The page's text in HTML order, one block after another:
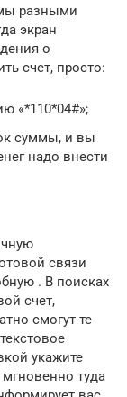
разными
экран
о
счет, просто:
«*110*04#»;
суммы, и вы
надо внести
связи
. В поисках
счет,
смогут те
укажите
туда